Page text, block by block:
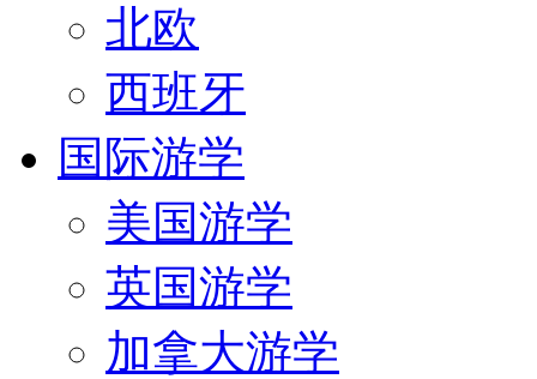
北欧
西班牙
国际游学
美国游学
英国游学
加拿大游学